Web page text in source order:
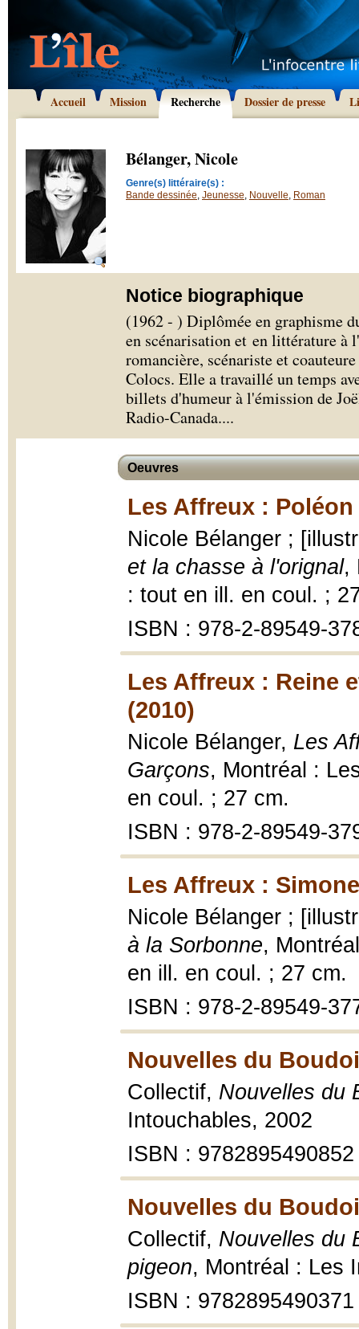
Accueil Mission Recherche Dossier de presse
Bélanger, Nicole
Genre(s) littéraire(s) :
Bande dessinée, Jeunesse, Nouvelle, Roman
Notice biographique
(1962 - ) Diplômée en graphisme
en scénarisation et en littérature
romancière, scénariste et
Colocs. Elle a travaillé un temps
billets d'humeur à l'émission de
Radio-Canada....
Oeuvres
Les Affreux :
Nicole Bélanger ;
et la chasse à l'orignal,
: tout en ill. en coul. ;
ISBN : 978-2-89549-
Les Affreux : Reine
(2010)
Nicole Bélanger, Les
Garçons, Montréal :
en coul. ; 27 cm.
ISBN : 978-2-89549-
Les Affreux :
Nicole Bélanger ;
à la Sorbonne,
en ill. en coul. ; 27 cm.
ISBN : 978-2-89549-
Nouvelles du
Collectif, Nouvelles du
Intouchables, 2002
ISBN : 9782895490852
Nouvelles du
Collectif, Nouvelles du
pigeon, Montréal : Les
ISBN : 9782895490371